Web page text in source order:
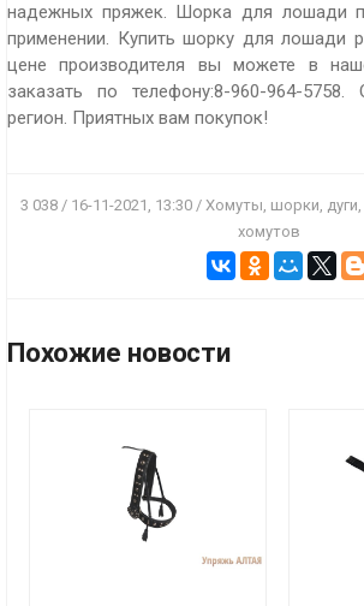
надежных пряжек. Шорка для лошади
применении. Купить шорку для лошади
цене производителя вы можете в
заказать по телефону:8-960-964-
регион. Приятных вам покупок!
3 038 / 16-11-2021, 13:30 / Хомуты, шорки,
хомутов
Похожие новости
ПОДРОБНЕЕ
3400 р.